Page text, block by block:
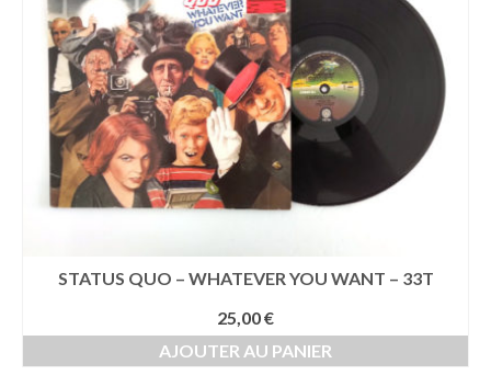
STATUS QUO – WHATEVER YOU WANT – 33T
25,00€
AJOUTER AU PANIER